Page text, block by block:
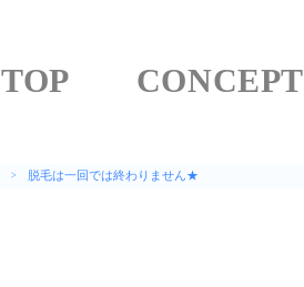
TOP CONCEPT
> 脱毛は一回では終わりません★